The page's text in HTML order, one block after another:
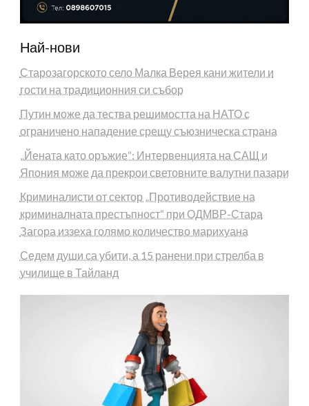
Най-нови
Старозагорското село Малка Верея кани жители и
гости на традиционния си събор
Путин може да тества решимостта на НАТО с
ограничено нападение срещу съюзническа страна
„Йената като оръжие“: Интервенцията на САЩ и
Япония може да прекрои световните валутни пазари
Криминалисти от сектор „Противодействие на
криминалната престъпност“ при ОДМВР-Стара
Загора иззеха голямо количество марихуана
Седем души са убити, а 15 ранени при стрелба в
училище в Тайланд